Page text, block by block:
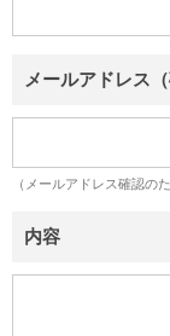
メールアドレス（
（メールアドレス確認の
内容